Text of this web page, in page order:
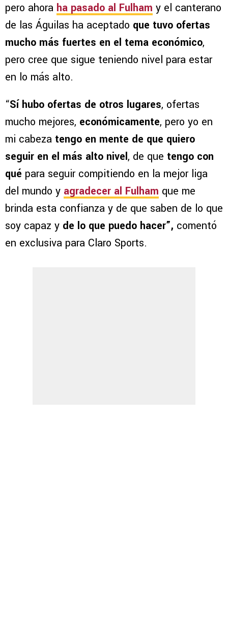
pero ahora ha pasado al Fulham y el canterano
de las Águilas ha aceptado que tuvo ofertas
mucho más fuertes en el tema económico,
pero cree que sigue teniendo nivel para estar
en lo más alto.
“Sí hubo ofertas de otros lugares, ofertas
mucho mejores, económicamente, pero yo en
mi cabeza tengo en mente de que quiero
seguir en el más alto nivel, de que tengo con
qué para seguir compitiendo en la mejor liga
del mundo y agradecer al Fulham que me
brinda esta confianza y de que saben de lo que
soy capaz y de lo que puedo hacer”, comentó
en exclusiva para Claro Sports.